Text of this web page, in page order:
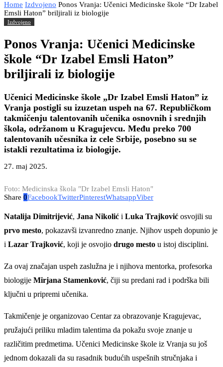
Home Izdvojeno Ponos Vranja: Učenici Medicinske škole “Dr Izabel
Emsli Haton” briljirali iz biologije
Izdvojeno
Ponos Vranja: Učenici Medicinske
škole “Dr Izabel Emsli Haton”
briljirali iz biologije
Učenici Medicinske škole „Dr Izabel Emsli Haton” iz
Vranja postigli su izuzetan uspeh na 67. Republičkom
takmičenju talentovanih učenika osnovnih i srednjih
škola, održanom u Kragujevcu. Među preko 700
talentovanih učesnika iz cele Srbije, posebno su se
istakli rezultatima iz biologije.
27. maj 2025.
Foto: Medicinska škola "Dr Izabel Emsli Haton"
Share 0FacebookTwitterPinterestWhatsappViber
Natalija Dimitrijević, Jana Nikolić i Luka Trajković osvojili su
prvo mesto, pokazavši izvanredno znanje. Njihov uspeh dopunio je
i Lazar Trajković, koji je osvojio drugo mesto u istoj disciplini.
Za ovaj značajan uspeh zaslužna je i njihova mentorka, profesorka
biologije Mirjana Stamenković, čiji su predani rad i podrška bili
ključni u pripremi učenika.
Takmičenje je organizovao Centar za obrazovanje Kragujevac,
pružajući priliku mladim talentima da pokažu svoje znanje u
različitim predmetima. Učenici Medicinske škole iz Vranja su još
jednom dokazali da su rasadnik budućih uspešnih stručnjaka i